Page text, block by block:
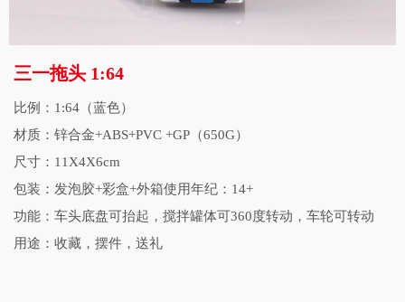
三一拖头 1:64
比例：1:64（蓝色）
材质：锌合金+ABS+PVC +GP（650G）
尺寸：11X4X6cm
包装：发泡胶+彩盒+外箱使用年纪：14+
功能：车头底盘可抬起，搅拌罐体可360度转动，车轮可转动
用途：收藏，摆件，送礼